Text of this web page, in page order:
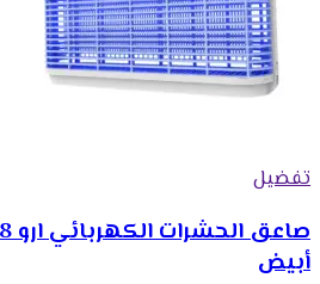
تفضيل
أبيض